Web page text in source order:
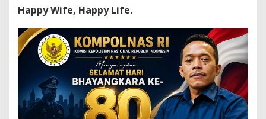
n
t
u
k
A
y
u
D
e
w
i
Happy Wife, Happy Life.